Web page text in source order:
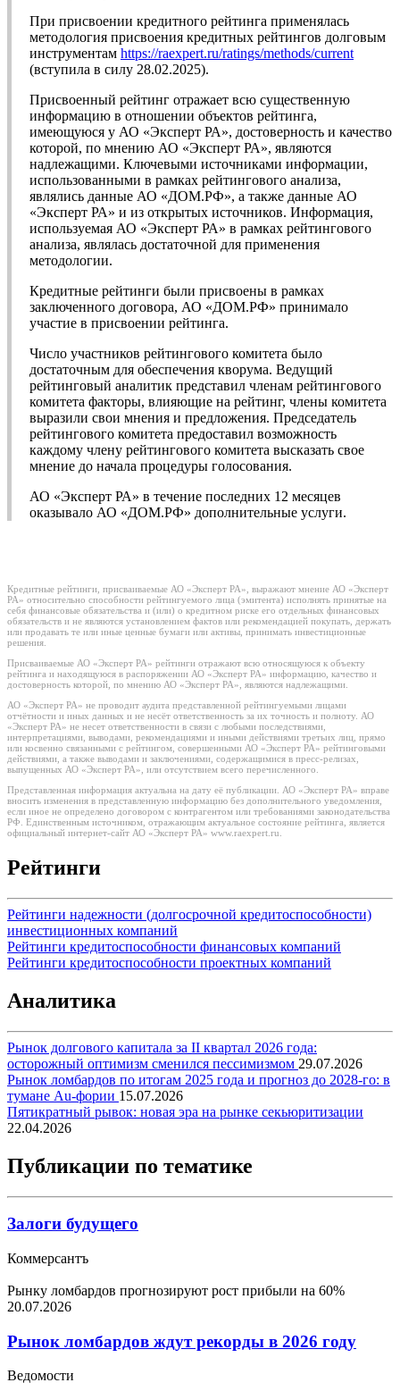
При присвоении кредитного рейтинга применялась
методология присвоения кредитных рейтингов долговым
инструментам https://raexpert.ru/ratings/methods/current
(вступила в силу 28.02.2025).
Присвоенный рейтинг отражает всю существенную
информацию в отношении объектов рейтинга,
имеющуюся у АО «Эксперт РА», достоверность и качество
которой, по мнению АО «Эксперт РА», являются
надлежащими. Ключевыми источниками информации,
использованными в рамках рейтингового анализа,
являлись данные АО «ДОМ.РФ», а также данные АО
«Эксперт РА» и из открытых источников. Информация,
используемая АО «Эксперт РА» в рамках рейтингового
анализа, являлась достаточной для применения
методологии.
Кредитные рейтинги были присвоены в рамках
заключенного договора, АО «ДОМ.РФ» принимало
участие в присвоении рейтинга.
Число участников рейтингового комитета было
достаточным для обеспечения кворума. Ведущий
рейтинговый аналитик представил членам рейтингового
комитета факторы, влияющие на рейтинг, члены комитета
выразили свои мнения и предложения. Председатель
рейтингового комитета предоставил возможность
каждому члену рейтингового комитета высказать свое
мнение до начала процедуры голосования.
АО «Эксперт РА» в течение последних 12 месяцев
оказывало АО «ДОМ.РФ» дополнительные услуги.
Кредитные рейтинги, присваиваемые АО «Эксперт РА», выражают мнение АО «Эксперт
РА» относительно способности рейтингуемого лица (эмитента) исполнять принятые на
себя финансовые обязательства и (или) о кредитном риске его отдельных финансовых
обязательств и не являются установлением фактов или рекомендацией покупать, держать
или продавать те или иные ценные бумаги или активы, принимать инвестиционные
решения.
Присваиваемые АО «Эксперт РА» рейтинги отражают всю относящуюся к объекту
рейтинга и находящуюся в распоряжении АО «Эксперт РА» информацию, качество и
достоверность которой, по мнению АО «Эксперт РА», являются надлежащими.
АО «Эксперт РА» не проводит аудита представленной рейтингуемыми лицами
отчётности и иных данных и не несёт ответственность за их точность и полноту. АО
«Эксперт РА» не несет ответственности в связи с любыми последствиями,
интерпретациями, выводами, рекомендациями и иными действиями третьих лиц, прямо
или косвенно связанными с рейтингом, совершенными АО «Эксперт РА» рейтинговыми
действиями, а также выводами и заключениями, содержащимися в пресс-релизах,
выпущенных АО «Эксперт РА», или отсутствием всего перечисленного.
Представленная информация актуальна на дату её публикации. АО «Эксперт РА» вправе
вносить изменения в представленную информацию без дополнительного уведомления,
если иное не определено договором с контрагентом или требованиями законодательства
РФ. Единственным источником, отражающим актуальное состояние рейтинга, является
официальный интернет-сайт АО «Эксперт РА» www.raexpert.ru.
Рейтинги
Рейтинги надежности (долгосрочной кредитоспособности)
инвестиционных компаний
Рейтинги кредитоспособности финансовых компаний
Рейтинги кредитоспособности проектных компаний
Аналитика
Рынок долгового капитала за II квартал 2026 года:
осторожный оптимизм сменился пессимизмом 29.07.2026
Рынок ломбардов по итогам 2025 года и прогноз до 2028-го: в
тумане Au-фории 15.07.2026
Пятикратный рывок: новая эра на рынке секьюритизации
22.04.2026
Публикации по тематике
Залоги будущего
Коммерсантъ
Рынку ломбардов прогнозируют рост прибыли на 60%
20.07.2026
Рынок ломбардов ждут рекорды в 2026 году
Ведомости